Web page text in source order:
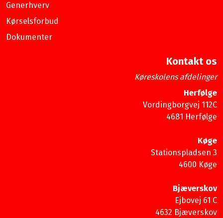
Generhverv
Kørselsforbud
Dokumenter
Kontakt os
Køreskolens afdelinger
Herfølge
Vordingborgvej 112C
4681 Herfølge
Køge
Stationspladsen 3
4600 Køge
Bjæverskov
Ejbovej 61 C
4632 Bjæverskov